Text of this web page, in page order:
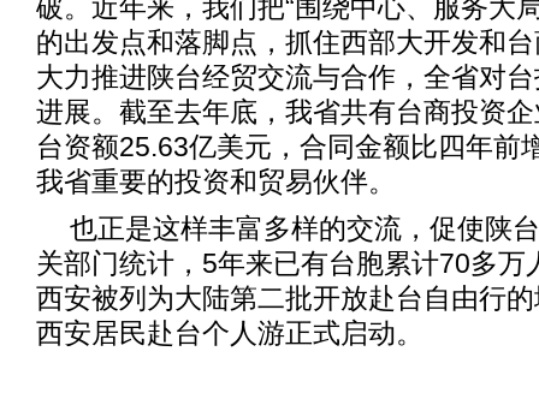
破。近年来，我们把“围绕中心、服务大
的出发点和落脚点，抓住西部大开发和
大力推进陕台经贸交流与合作，全省对
进展。截至去年底，我省共有台商投资
台资额25.63亿美元，合同金额比四年前
我省重要的投资和贸易伙伴。
也正是这样丰富多样的交流，促使陕
关部门统计，5年来已有台胞累计70多万
西安被列为大陆第二批开放赴台自由行
西安居民赴台个人游正式启动。